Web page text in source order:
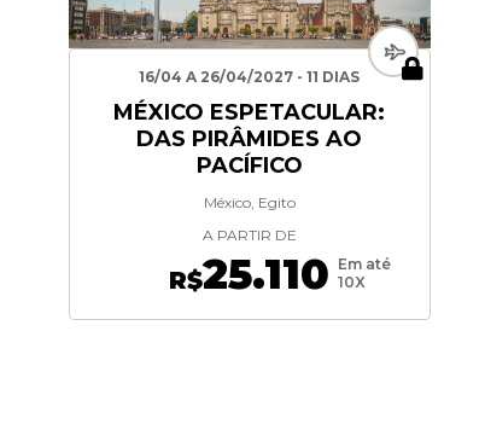
16/04 A 26/04/2027 - 11 DIAS
MÉXICO ESPETACULAR:
DAS PIRÂMIDES AO
PACÍFICO
México, Egito
A PARTIR DE
R$25.110 Em até
10X